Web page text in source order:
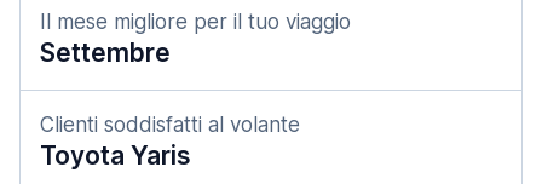
Il mese migliore per il tuo viaggio
Settembre
Clienti soddisfatti al volante
Toyota Yaris